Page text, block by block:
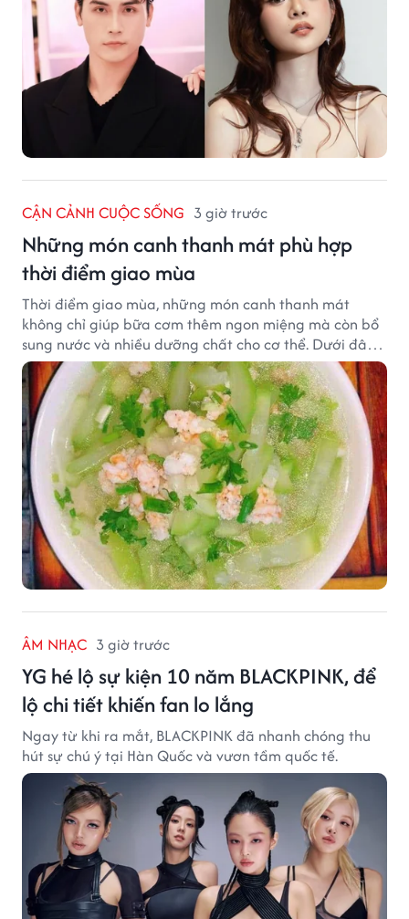
CẬN CẢNH CUỘC SỐNG 3 giờ trước
Những món canh thanh mát phù hợp
thời điểm giao mùa
Thời điểm giao mùa, những món canh thanh mát
không chỉ giúp bữa cơm thêm ngon miệng mà còn bổ
sung nước và nhiều dưỡng chất cho cơ thể. Dưới đây
là một số món canh đơn giản, dễ nấu, phù hợp cho cả
gia đình.
ÂM NHẠC 3 giờ trước
YG hé lộ sự kiện 10 năm BLACKPINK, để
lộ chi tiết khiến fan lo lắng
Ngay từ khi ra mắt, BLACKPINK đã nhanh chóng thu
hút sự chú ý tại Hàn Quốc và vươn tầm quốc tế.